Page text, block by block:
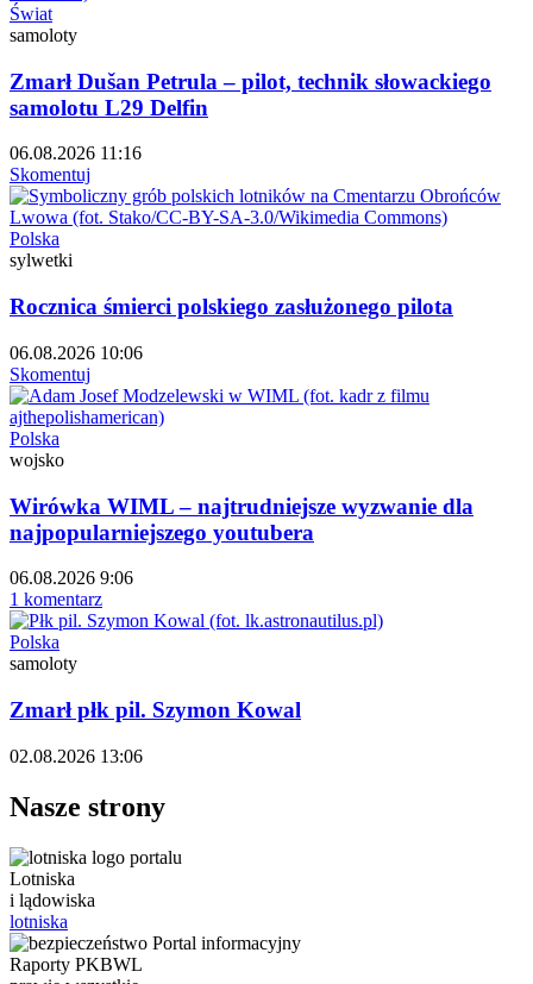
Świat
samoloty
Zmarł Dušan Petrula – pilot, technik słowackiego
samolotu L29 Delfin
06.08.2026 11:16
Skomentuj
Polska
sylwetki
Rocznica śmierci polskiego zasłużonego pilota
06.08.2026 10:06
Skomentuj
Polska
wojsko
Wirówka WIML – najtrudniejsze wyzwanie dla
najpopularniejszego youtubera
06.08.2026 9:06
1 komentarz
Polska
samoloty
Zmarł płk pil. Szymon Kowal
02.08.2026 13:06
Nasze strony
Lotniska
i lądowiska
lotniska
Raporty PKBWL